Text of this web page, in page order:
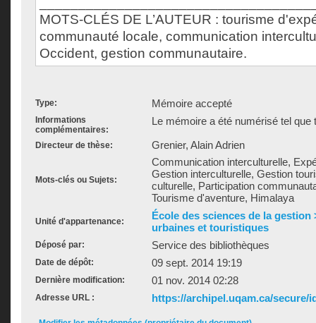
MOTS-CLÉS DE L’AUTEUR : tourisme
communauté locale, communication
Occident, gestion communautaire.
Type: Mémoire accepté
Informations
complémentaires:
Le mémoire a été numérisé tel que
Directeur de thèse: Grenier, Alain Adrien
Mots-clés ou Sujets:
Communication interculturelle,
Gestion interculturelle, Gestion
culturelle, Participation
Tourisme d'aventure, Himalaya
Unité d'appartenance:
École des sciences de la
urbaines et touristiques
Déposé par: Service des bibliothèques
Date de dépôt: 09 sept. 2014 19:19
Dernière modification: 01 nov. 2014 02:28
Adresse URL : https://archipel.uqam.ca/secure/